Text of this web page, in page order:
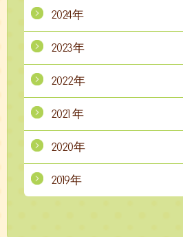
2024年
2023年
2022年
2021年
2020年
2019年